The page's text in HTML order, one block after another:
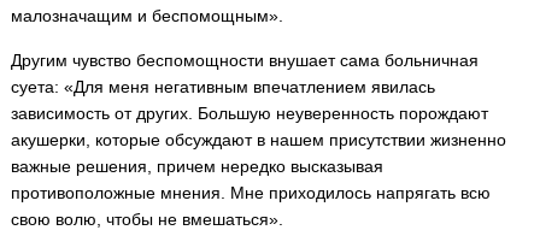
малозначащим и беспомощным».
Другим чувство беспомощности внушает сама больничная
суета: «Для меня негативным впечатлением явилась
зависимость от других. Большую неуверенность порождают
акушерки, которые обсуждают в нашем присутствии жизненно
важные решения, причем нередко высказывая
противоположные мнения. Мне приходилось напрягать всю
свою волю, чтобы не вмешаться».